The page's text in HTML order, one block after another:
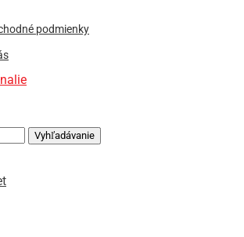
podmienky
Vyhľadávanie
Vyhľadávanie